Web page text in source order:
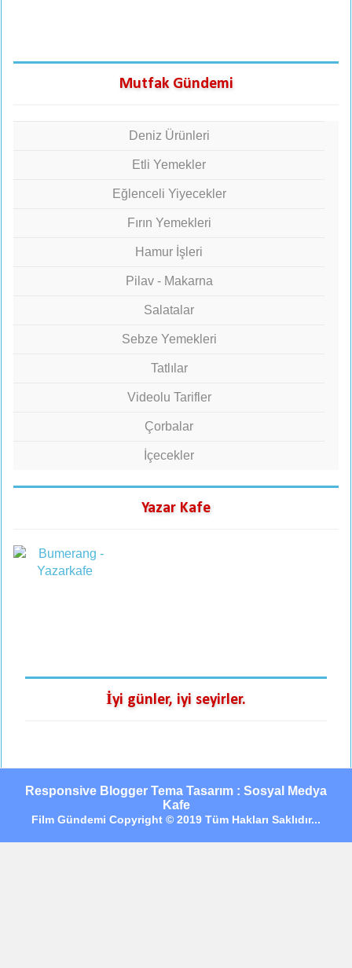
Mutfak Gündemi
Deniz Ürünleri
Etli Yemekler
Eğlenceli Yiyecekler
Fırın Yemekleri
Hamur İşleri
Pilav - Makarna
Salatalar
Sebze Yemekleri
Tatlılar
Videolu Tarifler
Çorbalar
İçecekler
Yazar Kafe
İyi günler, iyi seyirler.
Responsive Blogger Tema Tasarım : Sosyal Medya
Kafe
Film Gündemi Copyright © 2019 Tüm Hakları Saklıdır...